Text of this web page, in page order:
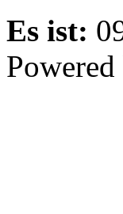
Es ist: